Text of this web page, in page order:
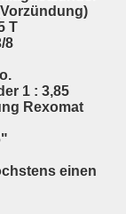
T
8
1 : 3,85
Rexomat
einen